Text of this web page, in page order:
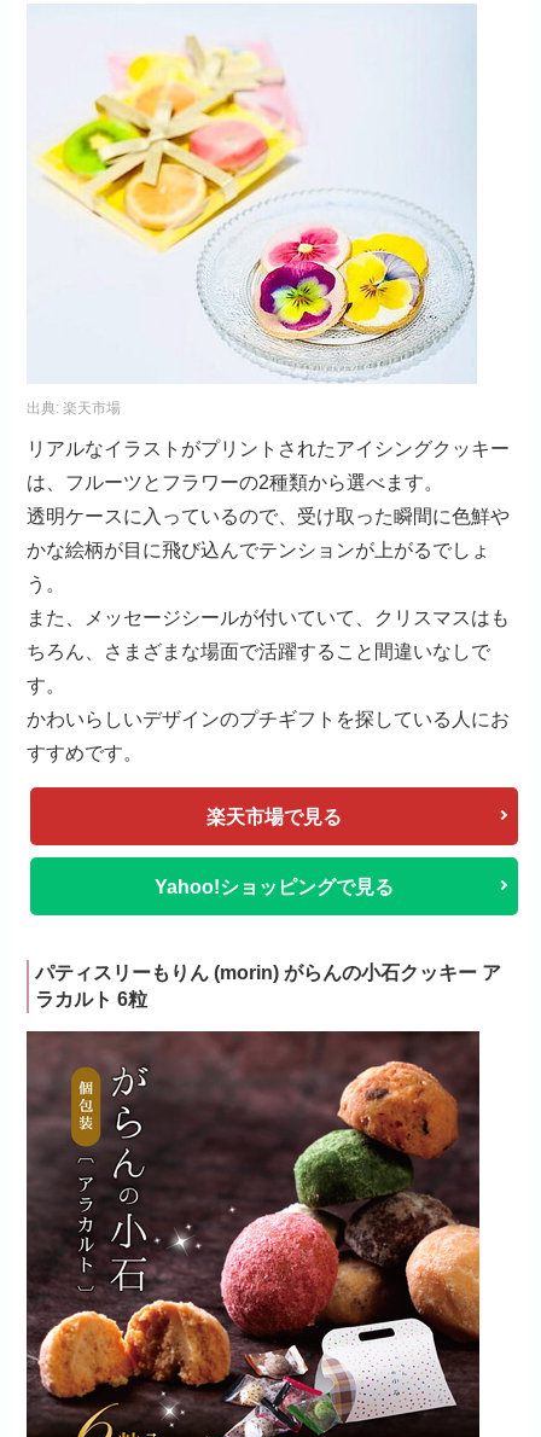
出典:楽天市場
リアルなイラストがプリントされたアイシングクッキー
は、フルーツとフラワーの2種類から選べます。
透明ケースに入っているので、受け取った瞬間に色鮮や
かな絵柄が目に飛び込んでテンションが上がるでしょ
う。
また、メッセージシールが付いていて、クリスマスはも
ちろん、さまざまな場面で活躍すること間違いなしで
す。
かわいらしいデザインのプチギフトを探している人にお
すすめです。
楽天市場で見る
Yahoo!ショッピングで見る
パティスリーもりん (morin) がらんの小石クッキー ア
ラカルト 6粒